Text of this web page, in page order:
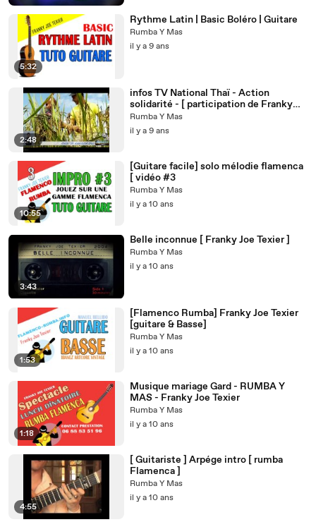
5:32
Rythme Latin | Basic Boléro | Guitare
Rumba Y Mas
il y a 9 ans
2:48
infos TV National Thaï - Action
solidarité - [ participation de Franky
Joe Texier ]
Rumba Y Mas
il y a 9 ans
10:55
[Guitare facile] solo mélodie flamenca
[ vidéo #3
Rumba Y Mas
il y a 10 ans
3:43
Belle inconnue [ Franky Joe Texier ]
Rumba Y Mas
il y a 10 ans
1:53
[Flamenco Rumba] Franky Joe Texier
[guitare & Basse]
Rumba Y Mas
il y a 10 ans
1:18
Musique mariage Gard - RUMBA Y
MAS - Franky Joe Texier
Rumba Y Mas
il y a 10 ans
4:55
[ Guitariste ] Arpége intro [ rumba
Flamenca ]
Rumba Y Mas
il y a 10 ans